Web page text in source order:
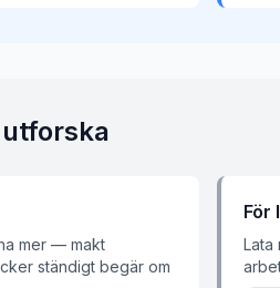
mer — makt
ständigt begär om
För
Lata